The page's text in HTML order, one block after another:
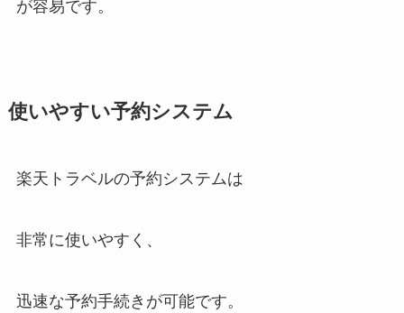
が容易です。
使いやすい予約システム
楽天トラベルの予約システムは
非常に使いやすく、
迅速な予約手続きが可能です。